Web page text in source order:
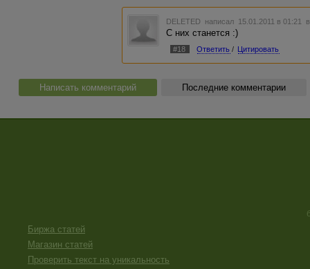
DELETED написал 15.01.2011 в 01:21
С них станется :)
#18 Ответить / Цитировать
Написать комментарий Последние комментарии
Биржа статей
Магазин статей
Проверить текст на уникальность